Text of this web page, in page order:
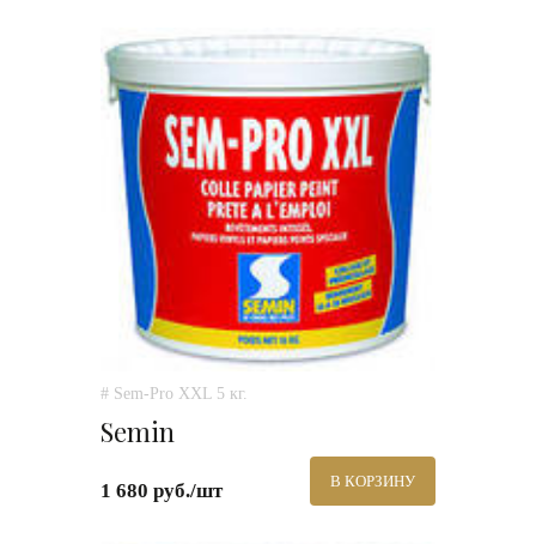
# Sem-Pro XXL 5 кг.
Semin
1 680 руб./шт В КОРЗИНУ